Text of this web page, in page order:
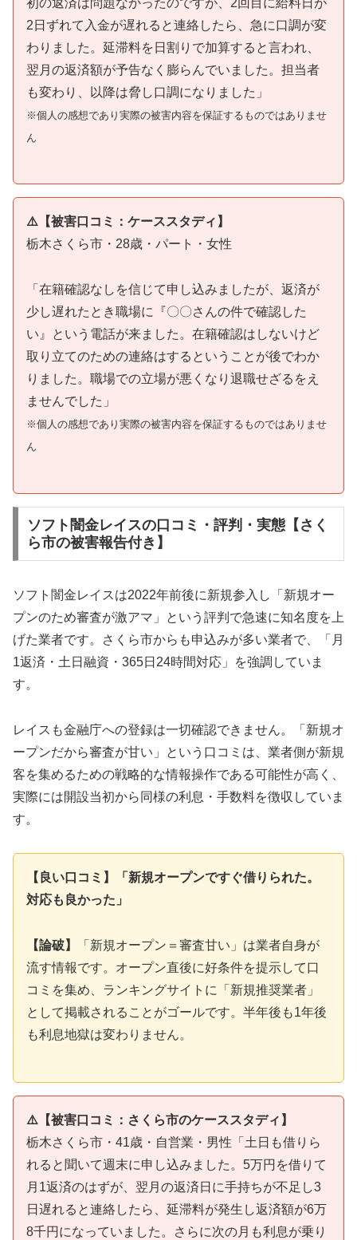
2日ずれて入金が遅れると連絡したら、急に口調が変
わりました。延滞料を日割りで加算すると言われ、
翌月の返済額が予告なく膨らんでいました。担当者
も変わり、以降は脅し口調になりました」
※個人の感想であり実際の被害内容を保証するものではありませ
ん
⚠️【被害口コミ：ケーススタディ】
栃木さくら市・28歳・パート・女性
「在籍確認なしを信じて申し込みましたが、返済が
少し遅れたとき職場に『〇〇さんの件で確認した
い』という電話が来ました。在籍確認はしないけど
取り立てのための連絡はするということが後でわか
りました。職場での立場が悪くなり退職せざるをえ
ませんでした」
※個人の感想であり実際の被害内容を保証するものではありませ
ん
ソフト闇金レイスの口コミ・評判・実態【さく
ら市の被害報告付き】
ソフト闇金レイスは2022年前後に新規参入し「新規オー
プンのため審査が激アマ」という評判で急速に知名度を上
げた業者です。さくら市からも申込みが多い業者で、「月
1返済・土日融資・365日24時間対応」を強調していま
す。
レイスも金融庁への登録は一切確認できません。「新規オ
ープンだから審査が甘い」という口コミは、業者側が新規
客を集めるための戦略的な情報操作である可能性が高く、
実際には開設当初から同様の利息・手数料を徴収していま
す。
【良い口コミ】「新規オープンですぐ借りられた。
対応も良かった」
【論破】
「新規オープン＝審査甘い」は業者自身が
流す情報です。オープン直後に好条件を提示して口
コミを集め、ランキングサイトに「新規推奨業者」
として掲載されることがゴールです。半年後も1年後
も利息地獄は変わりません。
⚠️【被害口コミ：さくら市のケーススタディ】
栃木さくら市・41歳・自営業・男性「土日も借りら
れると聞いて週末に申し込みました。5万円を借りて
月1返済のはずが、翌月の返済日に手持ちが不足し3
日遅れると連絡したら、延滞料が発生し返済額が6万
8千円になっていました。さらに次の月も利息が乗り